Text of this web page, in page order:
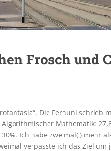
Frosch und
Die Fernuni schrieb
Mathematik:
Ich habe zweimal(!) mehr
verpasste ich das Ziel